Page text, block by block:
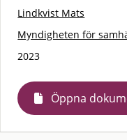
Lindkvist Mats
Myndigheten för
2023
Öppna